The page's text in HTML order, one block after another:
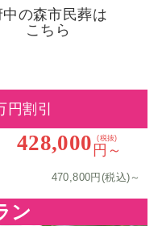
中の森市民葬は
こちら
割引
428,000 (税抜)
円～
470,800円(税込)～
ン